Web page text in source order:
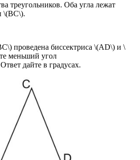
треугольников. Оба угла лежат
\(BC\).
проведена биссектриса \(AD\) и \
меньший угол
дайте в градусах.